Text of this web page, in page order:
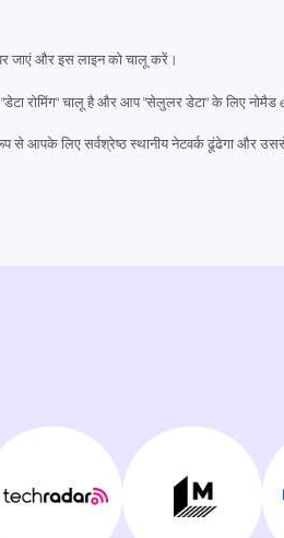
जाएं और इस लाइन को चालू करें।
रोमिंग" चालू है और आप "सेलुलर डेटा" के लिए
से आपके लिए सर्वश्रेष्ठ स्थानीय नेटवर्क ढूंढेगा और